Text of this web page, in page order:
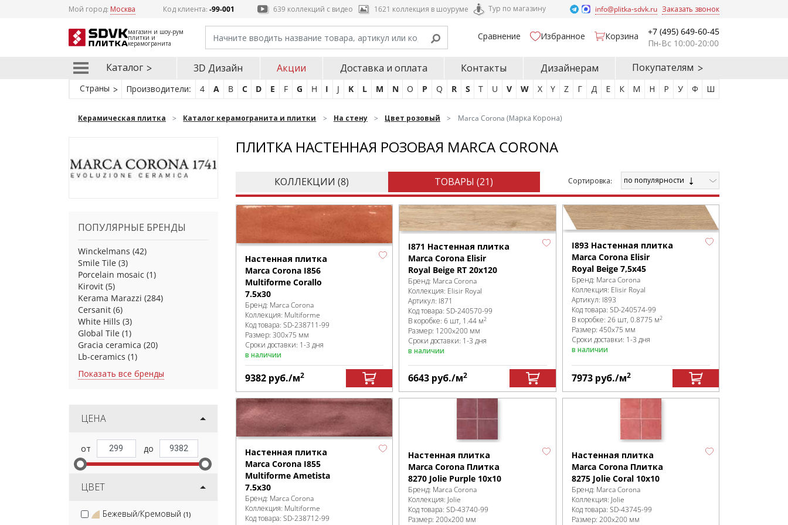
Мой город: Москва Код клиента: -99-001 639 коллекций с видео 1621 коллекция в шоуруме Тур по магазину info@plitka-sdvk.ru Заказать звонок
магазин и шоу-рум
плитки и
керамогранита
Сравнение Избранное Корзина
+7 (495) 649-60-45
Пн-Вс 10:00-20:00
Каталог 3D Дизайн Акции Доставка и оплата Контакты Дизайнерам Покупателям
Страны Производители: 4 A B C D E F G H I J K L M N O P Q R S T U V W X Y Z Г Д Е К М Н Р У Ф Ш
Керамическая плитка Каталог керамогранита и плитки На стену Цвет розовый Marca Corona (Марка Корона)
ПОПУЛЯРНЫЕ БРЕНДЫ
Winckelmans (42)
Smile Tile (3)
Porcelain mosaic (1)
Kirovit (5)
Kerama Marazzi (284)
Cersanit (6)
White Hills (3)
Global Tile (1)
Gracia ceramica (20)
Lb-ceramics (1)
Показать все бренды
ЦЕНА
ЦВЕТ
Бежевый/Кремовый (1)
ПЛИТКА НАСТЕННАЯ РОЗОВАЯ MARCA CORONA
КОЛЛЕКЦИИ (8) ТОВАРЫ (21) Cортировка: по популярности
Настенная плитка
Marca Corona I856
Multiforme Corallo
7.5х30
Бренд: Marca Corona
Коллекция: Multiforme
Код товара: SD-238711-99
Размер: 300x75 мм
Сроки доставки: 1-3 дня
в наличии
9382 руб./м2
I871 Настенная плитка
Marca Corona Elisir
Royal Beige RT 20х120
Бренд: Marca Corona
Коллекция: Elisir Royal
Артикул: I871
Код товара:SD-240570-99
В коробке:6 шт, 1.44 м2
Размер: 1200x200 мм
Сроки доставки: 1-3 дня
в наличии
6643 руб./м2
I893 Настенная плитка
Marca Corona Elisir
Royal Beige 7,5х45
Бренд: Marca Corona
Коллекция: Elisir Royal
Артикул: I893
Код товара: SD-240574-99
В коробке: 26 шт, 0.8775 м2
Размер: 450x75 мм
Сроки доставки: 1-3 дня
в наличии
7973 руб./м2
Настенная плитка
Marca Corona I855
Multiforme Ametista
7.5х30
Бренд: Marca Corona
Коллекция: Multiforme
Код товара: SD-238712-99
Настенная плитка
Marca Corona Плитка
8270 Jolie Purple 10х10
Бренд: Marca Corona
Коллекция: Jolie
Код товара:SD-43740-99
Размер:200x200 мм
Настенная плитка
Marca Corona Плитка
8275 Jolie Coral 10х10
Бренд: Marca Corona
Коллекция: Jolie
Код товара: SD-43745-99
Размер: 200x200 мм